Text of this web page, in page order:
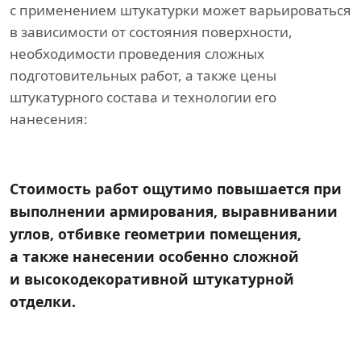
с применением штукатурки может варьироваться
в зависимости от состояния поверхности,
необходимости проведения сложных
подготовительных работ, а также цены
штукатурного состава и технологии его
нанесения:
Стоимость работ ощутимо повышается при
выполнении армирования, выравнивании
углов, отбивке геометрии помещения,
а также нанесении особенно сложной
и высокодекоративной штукатурной
отделки.